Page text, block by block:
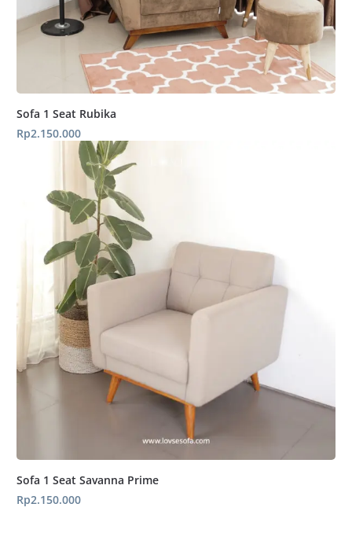
Sofa 1 Seat Rubika
Rp2.150.000
Sofa 1 Seat Savanna Prime
Rp2.150.000